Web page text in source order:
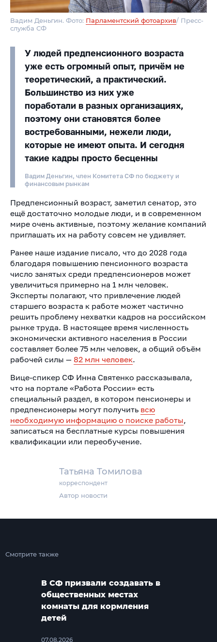
Татьяна Томилова
корреспондент
Автор новости
Вадим Деньгин. Фото: Парламентский фотоархив/ Пресс-
служба СФ
У людей предпенсионного возраста
уже есть огромный опыт, причём не
теоретический, а практический.
Большинство из них уже
поработали в разных организациях,
поэтому они становятся более
востребованными, нежели люди,
которые не имеют опыта. И сегодня
такие кадры просто бесценны
Вадим Деньгин, член Комитета СФ по бюджету и
финансовым рынкам
Предпенсионный возраст, заметил сенатор, это
ещё достаточно молодые люди, и в современном
мире очень активные, поэтому желание компаний
приглашать их на работу совсем не удивляет.
Ранее наше издание писало, что до 2028 года
благодаря повышению пенсионного возраста
число занятых среди предпенсионеров может
увеличиться примерно на 1 млн человек.
Эксперты полагают, что привлечение людей
старшего возраста к работе может частично
решить проблему нехватки кадров на российском
рынке труда. В настоящее время численность
экономически активного населения в России
составляет более 75 млн человек, а общий объём
рабочей силы — 82 млн человек.
Вице-спикер СФ Инна Святенко рассказывала,
что на портале «Работа России» есть
специальный раздел, в котором пенсионеры и
предпенсионеры могут получить всю
необходимую информацию о поиске работы,
записаться на бесплатные курсы повышения
квалификации или переобучение.
Смотрите также
В СФ призвали создавать в
общественных местах
комнаты для кормления
детей
07.08.2026